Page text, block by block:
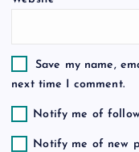
Save my name,
next time I comment.
Notify me of
Notify me of new